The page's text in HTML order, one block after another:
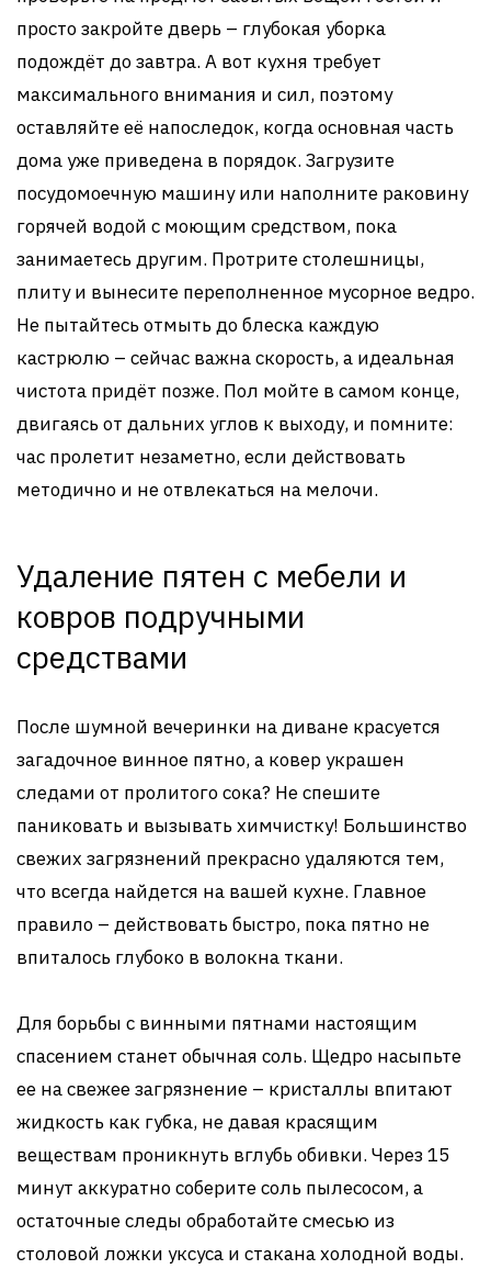
просто закройте дверь – глубокая уборка
подождёт до завтра. А вот кухня требует
максимального внимания и сил, поэтому
оставляйте её напоследок, когда основная часть
дома уже приведена в порядок. Загрузите
посудомоечную машину или наполните раковину
горячей водой с моющим средством, пока
занимаетесь другим. Протрите столешницы,
плиту и вынесите переполненное мусорное ведро.
Не пытайтесь отмыть до блеска каждую
кастрюлю – сейчас важна скорость, а идеальная
чистота придёт позже. Пол мойте в самом конце,
двигаясь от дальних углов к выходу, и помните:
час пролетит незаметно, если действовать
методично и не отвлекаться на мелочи.
Удаление пятен с мебели и
ковров подручными
средствами
После шумной вечеринки на диване красуется
загадочное винное пятно, а ковер украшен
следами от пролитого сока? Не спешите
паниковать и вызывать химчистку! Большинство
свежих загрязнений прекрасно удаляются тем,
что всегда найдется на вашей кухне. Главное
правило – действовать быстро, пока пятно не
впиталось глубоко в волокна ткани.
Для борьбы с винными пятнами настоящим
спасением станет обычная соль. Щедро насыпьте
ее на свежее загрязнение – кристаллы впитают
жидкость как губка, не давая красящим
веществам проникнуть вглубь обивки. Через 15
минут аккуратно соберите соль пылесосом, а
остаточные следы обработайте смесью из
столовой ложки уксуса и стакана холодной воды.